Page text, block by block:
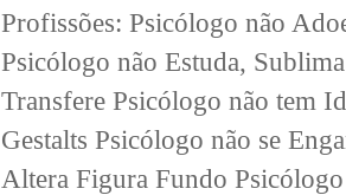
Profissões: Psicólogo não
Psicólogo não Estuda,
Transfere Psicólogo não tem
Gestalts Psicólogo não se
Altera Figura Fundo